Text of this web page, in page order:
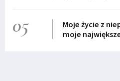
05
Moje życie z
moje